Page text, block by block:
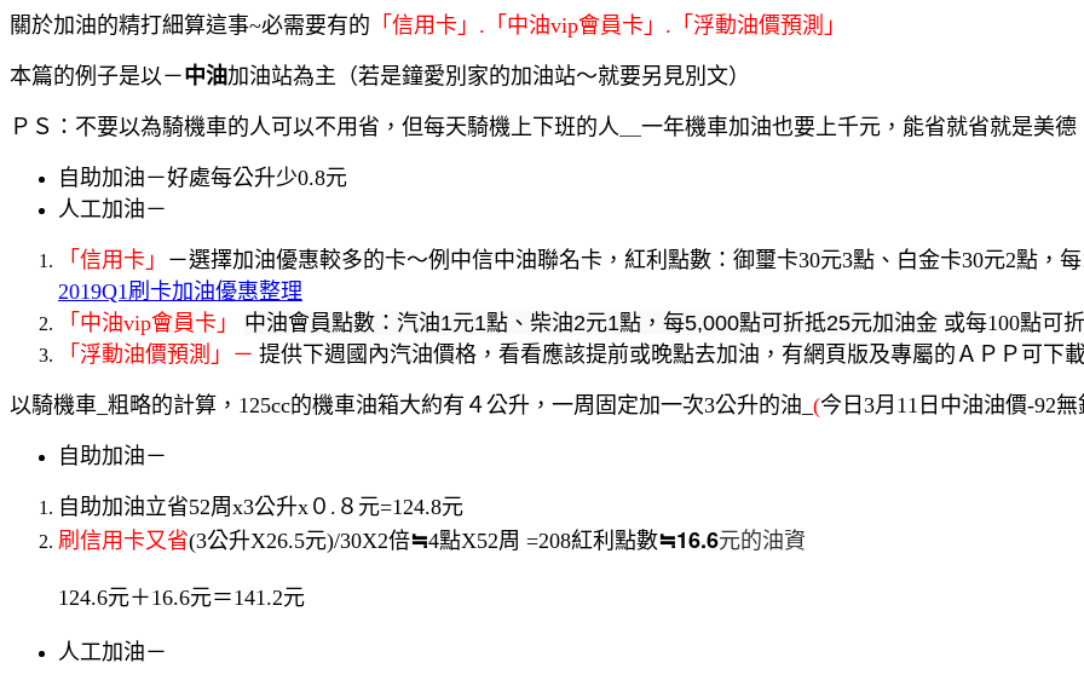
關於加油的精打細算這事~必需要有的 「信用卡」.「中油vip會員卡」.「浮動油價預測」
本篇的例子是以－中油加油站為主（若是鐘愛別家的加油站～就要另見別文）
ＰＳ：不要以為騎機車的人可以不用省，但每天騎機上下班的人＿一年機車加油也要上千元，能省就省就是美德
自助加油－好處每公升少0.8元
人工加油－
「信用卡」 －選擇加油優惠較多的卡～例中信中油聯名卡，紅利點數：御璽卡30元3點、白金卡30元2點，
2019Q1刷卡加油優惠整理
「中油vip會員卡」 中油會員點數：汽油1元1點、柴油2元1點，每5,000點可折抵25元加油金 或每100點可
「浮動油價預測」－ 提供下週國內汽油價格，看看應該提前或晚點去加油，有網頁版及專屬的ＡＰＰ可下
以騎機車_粗略的計算，125cc的機車油箱大約有４公升，一周固定加一次3公升的油_ (今日3月11日中油油價-92
自助加油－
自助加油立省52周x3公升x０.８元=124.8元
刷信用卡又省(3公升X26.5元)/30X2倍≒4點X52周 =208紅利點數≒16.6元的油資
124.6元＋16.6元＝141.2元
人工加油－